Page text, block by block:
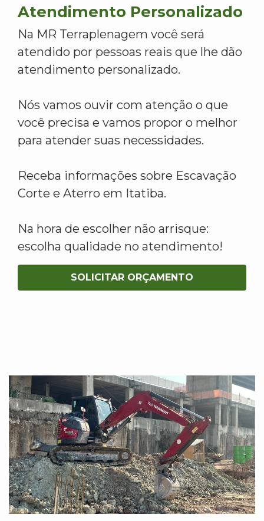
Atendimento Personalizado
Na MR Terraplenagem você será
atendido por pessoas reais que lhe dão
atendimento personalizado.
Nós vamos ouvir com atenção o que
você precisa e vamos propor o melhor
para atender suas necessidades.
Receba informações sobre Escavação
Corte e Aterro em Itatiba.
Na hora de escolher não arrisque:
escolha qualidade no atendimento!
SOLICITAR ORÇAMENTO